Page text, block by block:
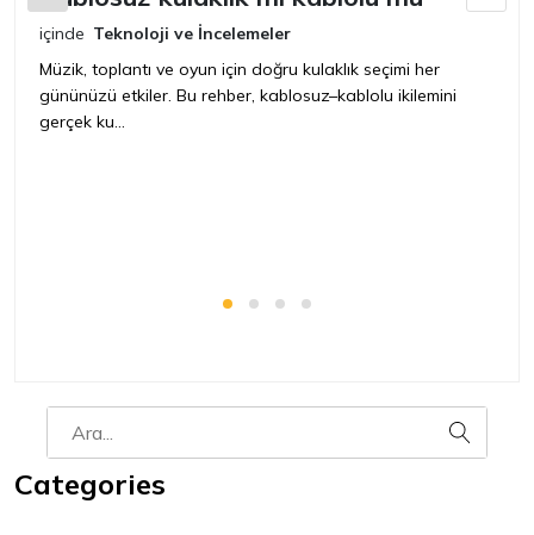
içinde Teknoloji ve İncelemeler
Müzik, toplantı ve oyun için doğru kulaklık seçimi her
gününüzü etkiler. Bu rehber, kablosuz–kablolu ikilemini
gerçek ku...
Categories